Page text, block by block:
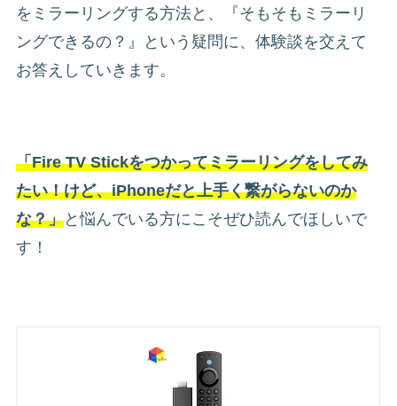
をミラーリングする方法と、『そもそもミラーリ
ングできるの？』という疑問に、体験談を交えて
お答えしていきます。
「Fire TV Stickをつかってミラーリングをしてみ
たい！けど、iPhoneだと上手く繋がらないのか
な？」と悩んでいる方にこそぜひ読んでほしいで
す！